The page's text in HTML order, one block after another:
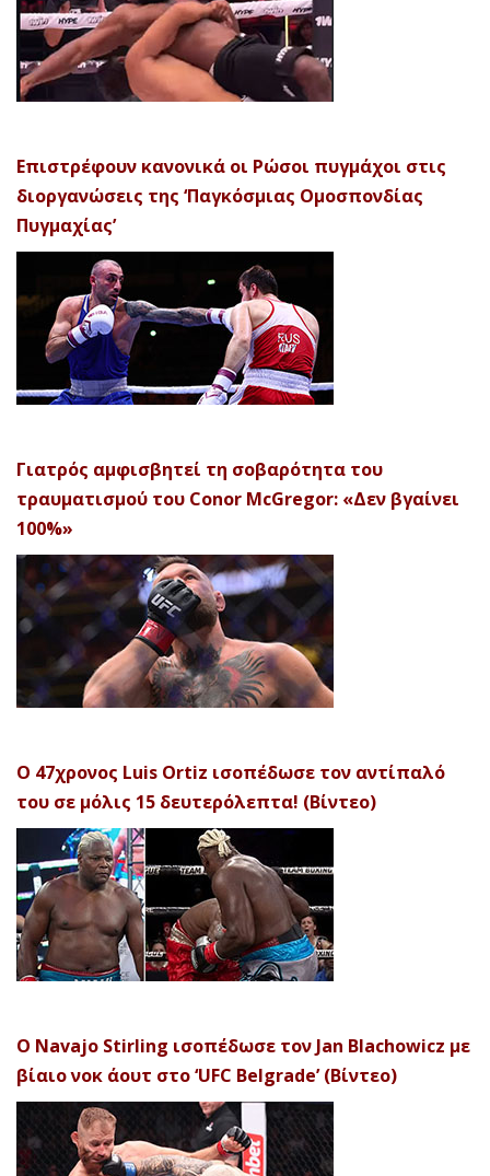
Επιστρέφουν κανονικά οι Ρώσοι πυγμάχοι στις
διοργανώσεις της ‘Παγκόσμιας Ομοσπονδίας
Πυγμαχίας’
Γιατρός αμφισβητεί τη σοβαρότητα του
τραυματισμού του Conor McGregor: «Δεν βγαίνει
100%»
Ο 47χρονος Luis Ortiz ισοπέδωσε τον αντίπαλό
του σε μόλις 15 δευτερόλεπτα! (Βίντεο)
Ο Navajo Stirling ισοπέδωσε τον Jan Blachowicz με
βίαιο νοκ άουτ στο ‘UFC Belgrade’ (Βίντεο)